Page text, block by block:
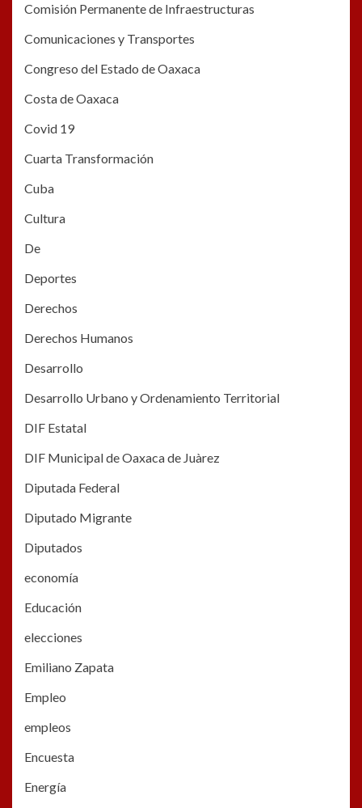
Comisión Permanente de Infraestructuras
Comunicaciones y Transportes
Congreso del Estado de Oaxaca
Costa de Oaxaca
Covid 19
Cuarta Transformación
Cuba
Cultura
De
Deportes
Derechos
Derechos Humanos
Desarrollo
Desarrollo Urbano y Ordenamiento Territorial
DIF Estatal
DIF Municipal de Oaxaca de Juàrez
Diputada Federal
Diputado Migrante
Diputados
economía
Educación
elecciones
Emiliano Zapata
Empleo
empleos
Encuesta
Energía